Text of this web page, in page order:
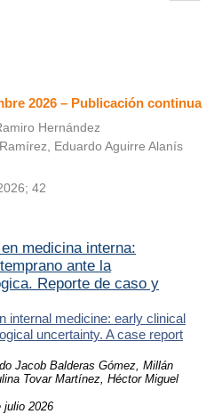
2026 – Publicación continua
Hernández
Eduardo Aguirre Alanís
42
medicina interna:
ante la
Reporte de caso y
internal medicine: early clinical
uncertainty. A case report
Jacob Balderas Gómez, Millán
Tovar Martínez, Héctor Miguel
julio 2026